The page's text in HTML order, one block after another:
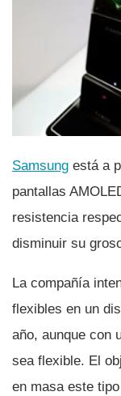
Samsung está a
pantallas
resistencia
disminuir su
La compañí­a
flexibles en un
año, aunque con
sea flexible. El
en masa este